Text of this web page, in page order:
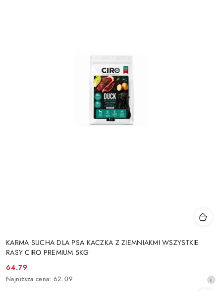
KARMA SUCHA DLA PSA KACZKA Z ZIEMNIAKMI WSZYSTKIE
RASY CIRO PREMIUM 5KG
Cena
promocyjna:
64.79
Najniższa
Najniższa cena: 62.09